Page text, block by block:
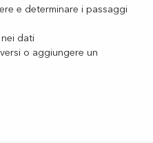
e determinare i passaggi
dati
o aggiungere un